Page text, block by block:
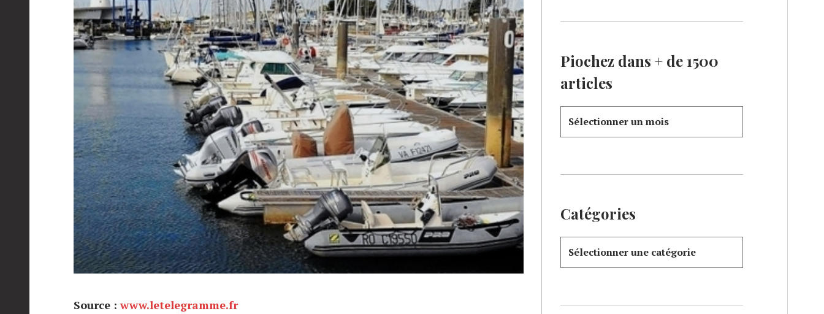
Source :www.letelegramme.fr
Piochez dans + de 1500
articles
Catégories